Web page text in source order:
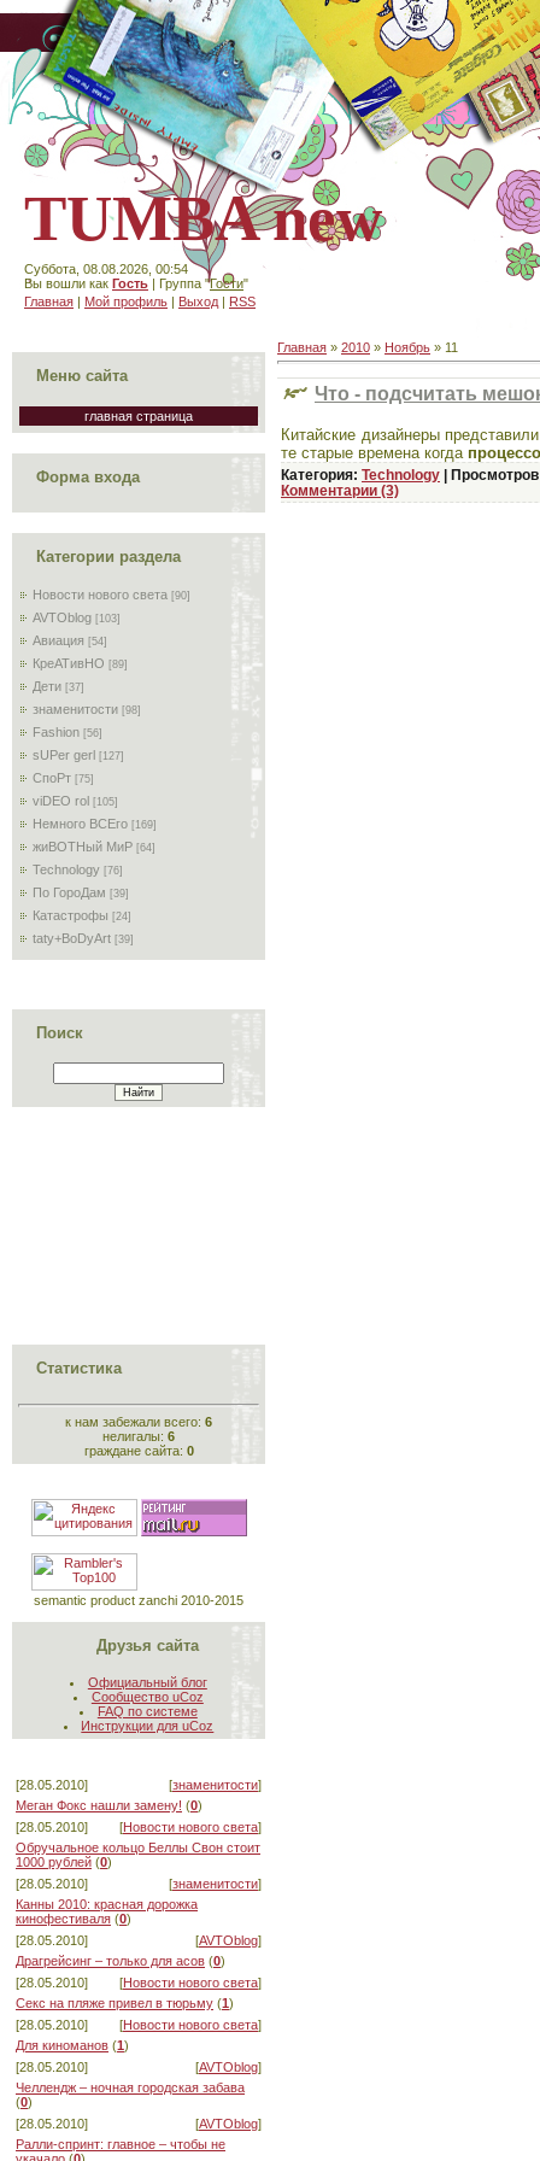
TUMBA new
Суббота, 08.08.2026, 00:54
Вы вошли как Гость | Группа "Гости"
Главная | Мой профиль | Выход | RSS
Меню сайта
главная страница
Форма входа
Категории раздела
Новости нового света [90]
AVTOblog [103]
Авиация [54]
КреАТивНО [89]
Дети [37]
знаменитости [98]
Fashion [56]
sUPer gerl [127]
СпоРт [75]
viDEO rol [105]
Немного ВСЕго [169]
жиВОТНый МиР [64]
Technology [76]
По ГороДам [39]
Катастрофы [24]
taty+BoDyArt [39]
Поиск
Статистика
к нам забежали всего: 6
нелигалы: 6
граждане сайта: 0
semantic product zanchi 2010-2015
Друзья сайта
Официальный блог
Сообщество uCoz
FAQ по системе
Инструкции для uCoz
[28.05.2010] [знаменитости]
Меган Фокс нашли замену! (0)
[28.05.2010]
[Новости нового света]
Обручальное кольцо Беллы Свон стоит
1000 рублей (0)
[28.05.2010]
[знаменитости]
Канны 2010: красная дорожка
кинофестиваля (0)
[28.05.2010]
[AVTOblog]
Драгрейсинг – только для асов (0)
[28.05.2010]
[Новости нового света]
Секс на пляже привел в тюрьму (1)
[28.05.2010]
[Новости нового света]
Для киноманов (1)
[28.05.2010]
[AVTOblog]
Челлендж – ночная городская забава
(0)
[28.05.2010]
[AVTOblog]
Ралли-спринт: главное – чтобы не
Главная » 2010 » Ноябрь » 11
Что - подсчитать
Китайские дизайнеры
те старые времена когда
Категория: Technology |
Комментарии (3)